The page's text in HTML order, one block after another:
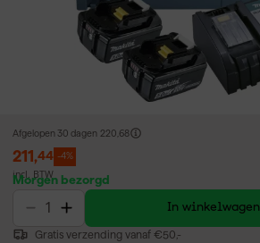
Afgelopen 30 dagen 220,68
211,44 -4%
incl. BTW
Morgen bezorgd
In winkelwagen
Gratis verzending vanaf €50,-